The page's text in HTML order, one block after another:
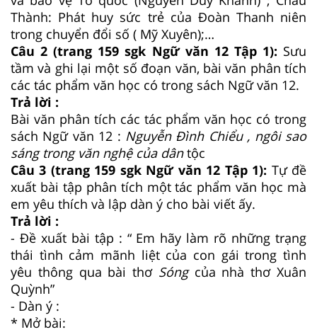
Thành: Phát huy sức trẻ của Đoàn Thanh niên
trong chuyển đổi số ( Mỹ Xuyên);…
Câu 2 (trang 159 sgk Ngữ văn 12 Tập 1): Sưu
tầm và ghi lại một số đoạn văn, bài văn phân tích
các tác phẩm văn học có trong sách Ngữ văn 12.
Trả lời :
Bài văn phân tích các tác phẩm văn học có trong
sách Ngữ văn 12 : Nguyễn Đình Chiểu , ngôi sao
sáng trong văn nghệ của dântộc
Câu 3 (trang 159 sgk Ngữ văn 12 Tập 1): Tự đề
xuất bài tập phân tích một tác phẩm văn học mà
em yêu thích và lập dàn ý cho bài viết ấy.
Trả lời :
- Đề xuất bài tập : “ Em hãy làm rõ những trạng
thái tình cảm mãnh liệt của con gái trong tình
yêu thông qua bài thơ Sóngcủa nhà thơ Xuân
Quỳnh”
- Dàn ý :
* Mở bài: